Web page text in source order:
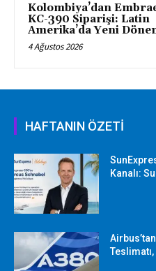
Kolombiya’dan
KC-390 Siparişi: Latin
Amerika’da Yeni
4 Ağustos 2026
HAFTANIN ÖZETİ
Kanalı: